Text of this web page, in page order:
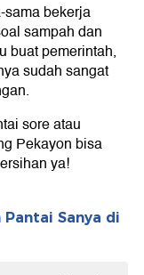
bekerja
sampah dan
buat pemerintah,
sudah sangat
sore atau
Pekayon bisa
ya!
Sanya di